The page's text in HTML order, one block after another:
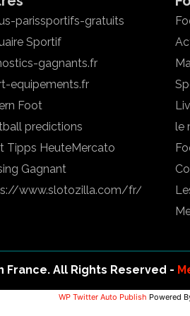
parissportifs-gratuits
Sportif
gagnants.fr
equipements.fr
Foot
predictions
Tipps HeuteMercato
Gagnant
www.slotozilla.com/fr/
le
All Rights Reserved -
WP Twitter Auto Publish Powered